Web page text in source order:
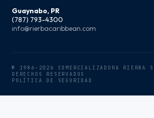
Guaynabo, PR
(787) 793-4300
info@rierbacaribbean.com
© 1986–2026 COMERCIALIZADORA RIERBA
DERECHOS RESERVADOS
POLÍTICA DE SEGURIDAD